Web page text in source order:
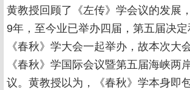
黄教授回顾了《左传》学会议的发展
9年，至今业已举办四届，第五届决
《春秋》学大会一起举办，故本次大
《春秋》学国际会议暨第五届海峡两
议。黄教授以为，《春秋》学本身即